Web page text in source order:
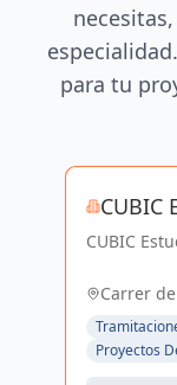
para tu
CUBIC
CUBIC
deCarrer
España,
Proyectos